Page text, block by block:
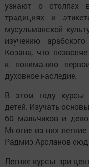
узнают о столпах
традициях и
мусульманской
изучению
Корана, что
к пониманию
духовное наследие.
В этом году курсы
детей. Изучать
60 мальчиков и
Многие из них
Радмир Арсланов
Летние курсы при